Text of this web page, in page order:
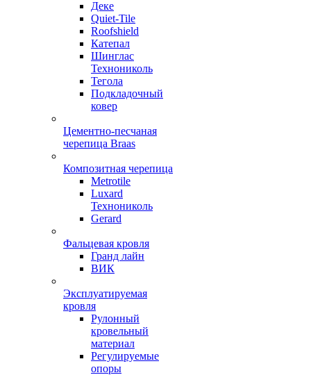
Деке
Quiet-Tile
Roofshield
Катепал
Шинглас
Технониколь
Тегола
Подкладочный
ковер
Цементно-песчаная
черепица Braas
Композитная черепица
Metrotile
Luxard
Технониколь
Gerard
Фальцевая кровля
Гранд лайн
ВИК
Эксплуатируемая
кровля
Рулонный
кровельный
материал
Регулируемые
опоры